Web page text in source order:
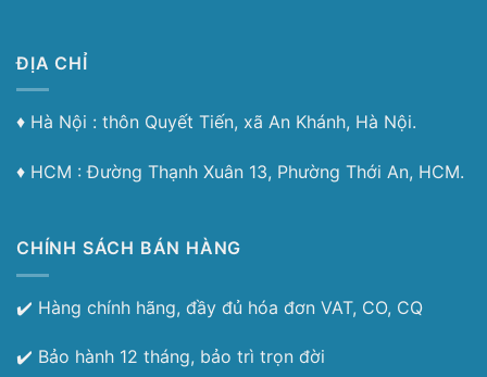
ĐỊA CHỈ
♦︎ Hà Nội : thôn Quyết Tiến, xã An Khánh, Hà Nội.
♦︎ HCM : Đường Thạnh Xuân 13, Phường Thới An, HCM.
CHÍNH SÁCH BÁN HÀNG
✔️ Hàng chính hãng, đầy đủ hóa đơn VAT, CO, CQ
✔️ Bảo hành 12 tháng, bảo trì trọn đời